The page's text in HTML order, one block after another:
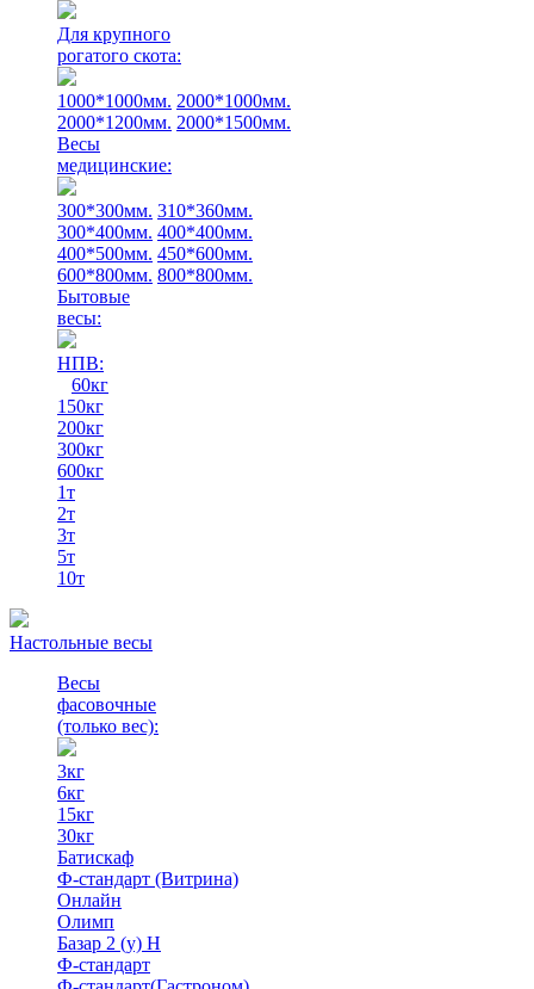
Для крупного
рогатого скота:
1000*1000мм. 2000*1000мм.
2000*1200мм. 2000*1500мм.
Весы
медицинские:
300*300мм. 310*360мм.
300*400мм. 400*400мм.
400*500мм. 450*600мм.
600*800мм. 800*800мм.
Бытовые
весы:
НПВ:
60кг
150кг
200кг
300кг
600кг
1т
2т
3т
5т
10т
Настольные весы
Весы
фасовочные
(только вес):
3кг
6кг
15кг
30кг
Батискаф
Ф-стандарт (Витрина)
Онлайн
Олимп
Базар 2 (у) Н
Ф-стандарт